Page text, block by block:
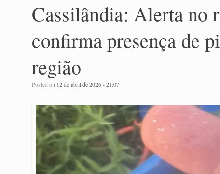
Cassilândia: Alerta no
confirma presença de
região
Posted on 12 de abril de 2026 - 21:07